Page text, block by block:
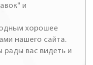
и
хорошее
нашего сайта.
вас видеть и